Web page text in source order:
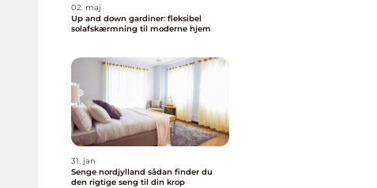
02. maj
Up and down gardiner: fleksibel
solafskærmning til moderne hjem
31. jan
Senge nordjylland sådan finder du
den rigtige seng til din krop